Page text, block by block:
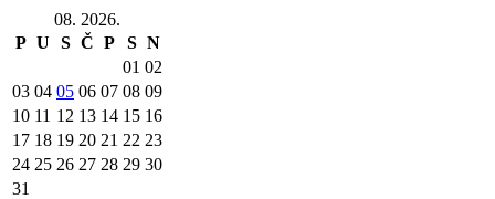
08. 2026.
P U S Č P S N
01 02
03 04 05 06 07 08 09
10 11 12 13 14 15 16
17 18 19 20 21 22 23
24 25 26 27 28 29 30
31